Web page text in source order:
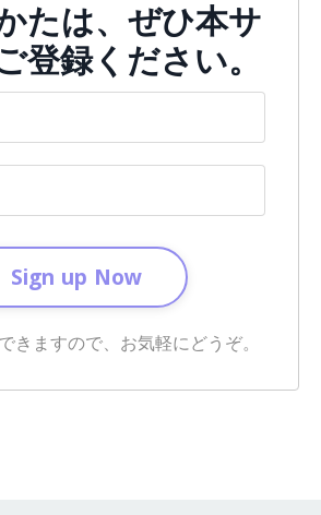
たは、ぜひ本サ
登録ください。
Sign up Now
きますので、お気軽にどうぞ。